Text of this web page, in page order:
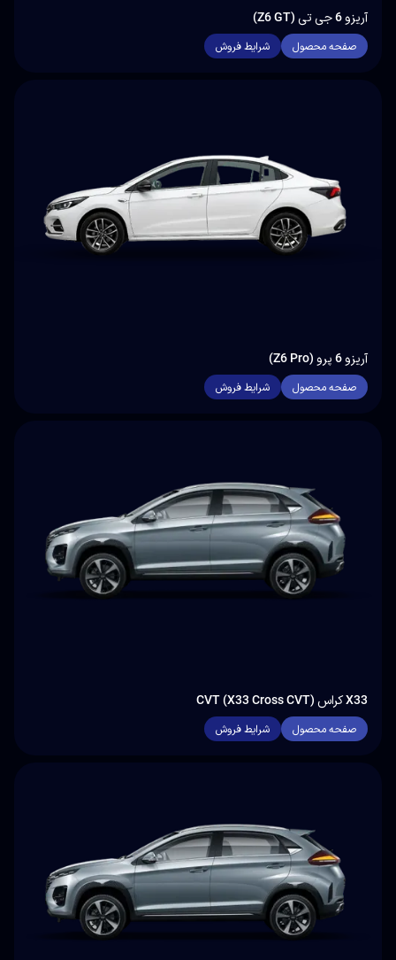
آریزو 6 جی تی (Z6 GT)
صفحه محصول شرایط فروش
آریزو 6 پرو (Z6 Pro)
صفحه محصول شرایط فروش
X33 کراس CVT (X33 Cross CVT)
صفحه محصول شرایط فروش